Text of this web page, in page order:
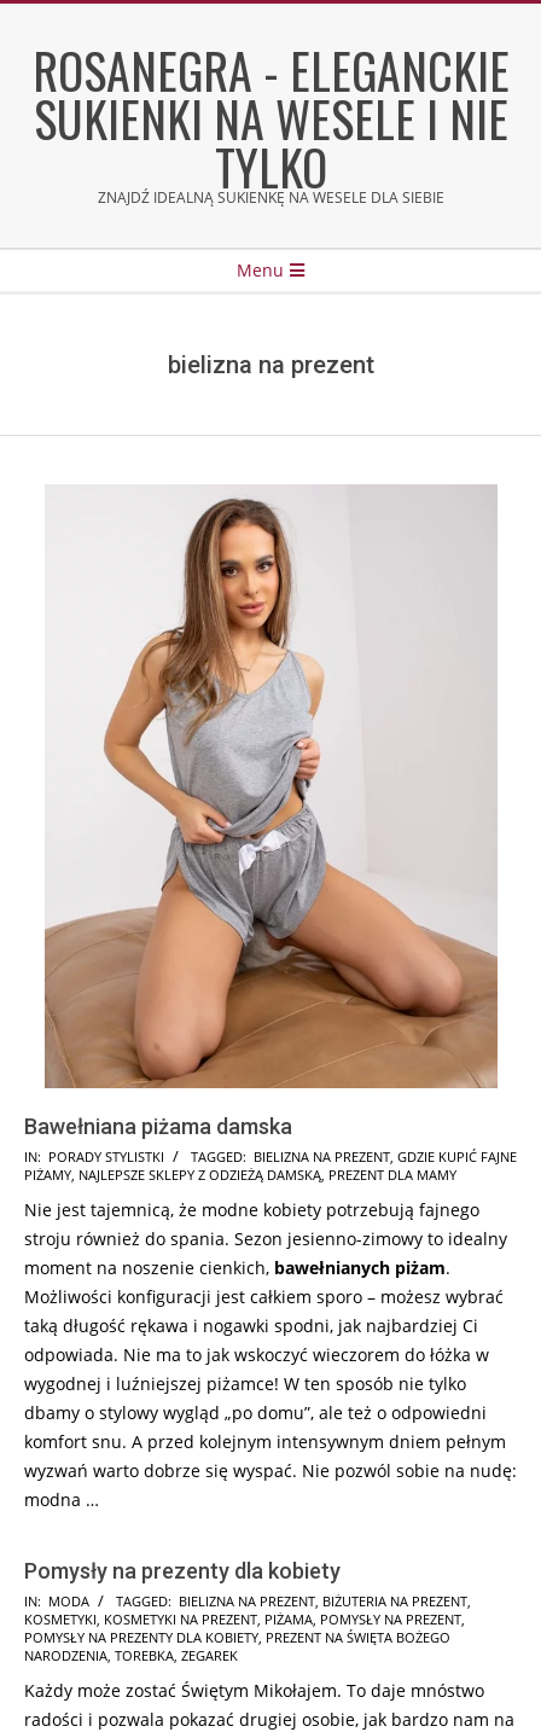
contentROSANEGRA - ELEGANCKIE
SUKIENKI NA WESELE I NIE
TYLKO
ZNAJDŹ IDEALNĄ SUKIENKĘ NA WESELE DLA SIEBIE
Menu
bielizna na prezent
Bawełniana piżama damska
2025-
10-
17
IN: PORADY STYLISTKI TAGGED: BIELIZNA NA PREZENT, GDZIE KUPIĆ FAJNE
PIŻAMY, NAJLEPSZE SKLEPY Z ODZIEŻĄ DAMSKĄ, PREZENT DLA MAMY
Nie jest tajemnicą, że modne kobiety potrzebują fajnego
stroju również do spania. Sezon jesienno-zimowy to idealny
moment na noszenie cienkich, bawełnianych piżam.
Możliwości konfiguracji jest całkiem sporo – możesz wybrać
taką długość rękawa i nogawki spodni, jak najbardziej Ci
odpowiada. Nie ma to jak wskoczyć wieczorem do łóżka w
wygodnej i luźniejszej piżamce! W ten sposób nie tylko
dbamy o stylowy wygląd „po domu”, ale też o odpowiedni
komfort snu. A przed kolejnym intensywnym dniem pełnym
wyzwań warto dobrze się wyspać. Nie pozwól sobie na nudę:
modna …
Pomysły na prezenty dla kobiety
2025-
08-
27
IN: MODA TAGGED: BIELIZNA NA PREZENT, BIŻUTERIA NA PREZENT,
KOSMETYKI, KOSMETYKI NA PREZENT, PIŻAMA, POMYSŁY NA PREZENT,
POMYSŁY NA PREZENTY DLA KOBIETY, PREZENT NA ŚWIĘTA BOŻEGO
NARODZENIA, TOREBKA, ZEGAREK
Każdy może zostać Świętym Mikołajem. To daje mnóstwo
radości i pozwala pokazać drugiej osobie, jak bardzo nam na